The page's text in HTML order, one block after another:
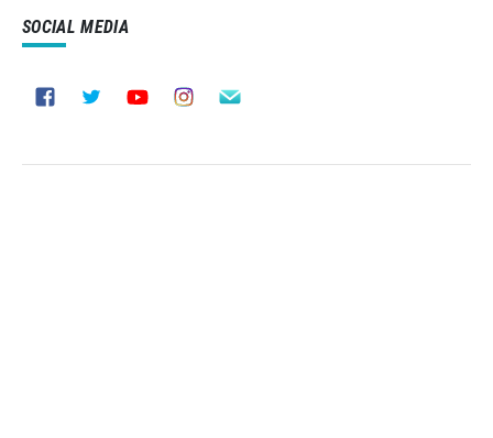
SOCIAL MEDIA